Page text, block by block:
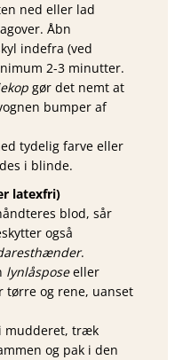
ned eller lad
Åbn
indefra (ved
2-3 minutter.
gør det nemt at
bumper af
tydelig farve eller
i blinde.
latexfri)
blod, sår
også
.
lynlåsposeeller
tørre og rene, uanset
mudderet, træk
og pak i den